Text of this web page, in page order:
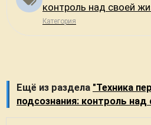
контроль над своей
Категория
Ещё из раздела "Техника
подсознания: контроль